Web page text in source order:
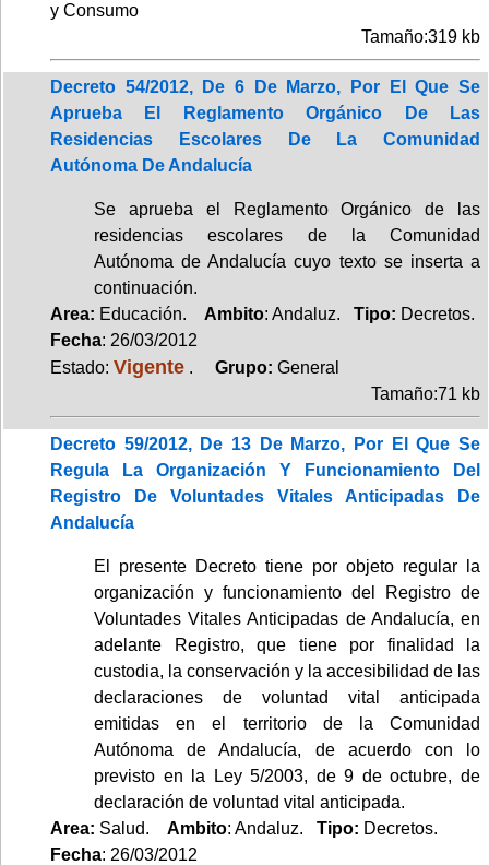
y Consumo
Tamaño:319 kb
Decreto 54/2012, De 6 De Marzo, Por El Que Se
Aprueba El Reglamento Orgánico De Las
Residencias Escolares De La Comunidad
Autónoma De Andalucía
Se aprueba el Reglamento Orgánico de las
residencias escolares de la Comunidad
Autónoma de Andalucía cuyo texto se inserta a
continuación.
Area: Educación. Ambito: Andaluz. Tipo: Decretos.
Fecha: 26/03/2012
Estado: Vigente . Grupo: General
Tamaño:71 kb
Decreto 59/2012, De 13 De Marzo, Por El Que Se
Regula La Organización Y Funcionamiento Del
Registro De Voluntades Vitales Anticipadas De
Andalucía
El presente Decreto tiene por objeto regular la
organización y funcionamiento del Registro de
Voluntades Vitales Anticipadas de Andalucía, en
adelante Registro, que tiene por finalidad la
custodia, la conservación y la accesibilidad de las
declaraciones de voluntad vital anticipada
emitidas en el territorio de la Comunidad
Autónoma de Andalucía, de acuerdo con lo
previsto en la Ley 5/2003, de 9 de octubre, de
declaración de voluntad vital anticipada.
Area: Salud. Ambito: Andaluz. Tipo: Decretos.
Fecha: 26/03/2012